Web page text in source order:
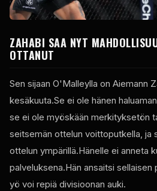
ZAHABI SAA NYT
OTTANUT
Sen sijaan O'Malleylla on Aiemann
kesäkuuta.Se ei ole hänen
se ei ole myöskään merkityksetön
seitsemän ottelun voittoputkella, ja
ottelun ympärillä.Hänelle ei anneta
palveluksena.Hän ansaitsi sellaisen
yö voi repiä divisioonan auki.